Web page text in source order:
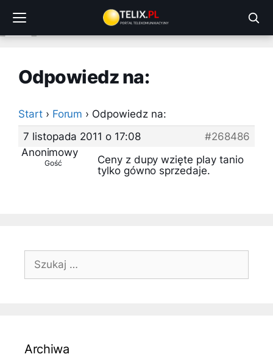
treści
Odpowiedz na:
Start › Forum › Odpowiedz na:
7 listopada 2011 o 17:08
#268486
Anonimowy
Gość
Ceny z dupy wzięte play tanio
tylko gówno sprzedaje.
Szukaj:
Archiwa